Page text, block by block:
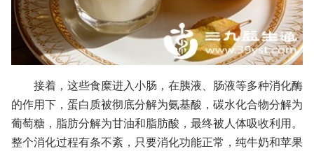
接着，这些食糜进入小肠，在胰液、肠液等多种消化酶
的作用下，蛋白质被彻底分解为氨基酸，碳水化合物分解为
葡萄糖，脂肪分解为甘油和脂肪酸，最终被人体吸收利用。
整个消化过程有条不紊，只要消化功能正常，纯牛奶和苹果